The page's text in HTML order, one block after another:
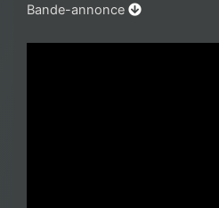
Bande-annonce